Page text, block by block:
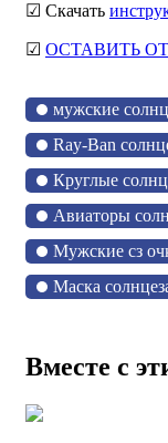
☑ Скачать
☑ ОСТАВИТЬ
мужские
Ray-Ban
Круглые
Авиаторы
Мужские сз
Маска
Вместе с